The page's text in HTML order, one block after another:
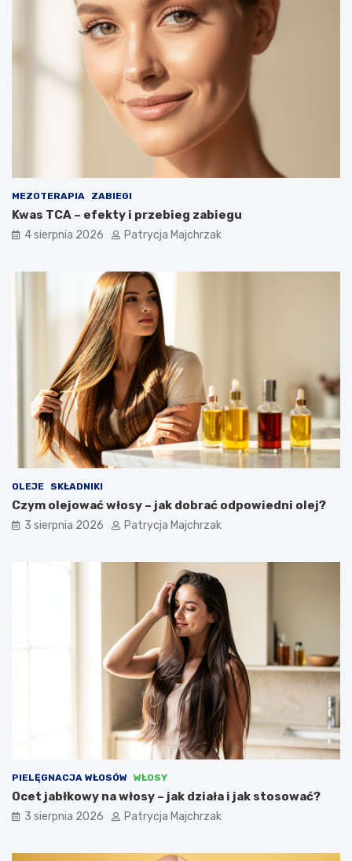
MEZOTERAPIA ZABIEGI
Kwas TCA – efekty i przebieg zabiegu
4 sierpnia 2026 Patrycja Majchrzak
OLEJE SKŁADNIKI
Czym olejować włosy – jak dobrać odpowiedni olej?
3 sierpnia 2026 Patrycja Majchrzak
PIELĘGNACJA WŁOSÓW WŁOSY
Ocet jabłkowy na włosy – jak działa i jak stosować?
3 sierpnia 2026 Patrycja Majchrzak